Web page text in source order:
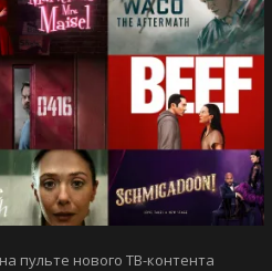
пульте нового ТВ-контента